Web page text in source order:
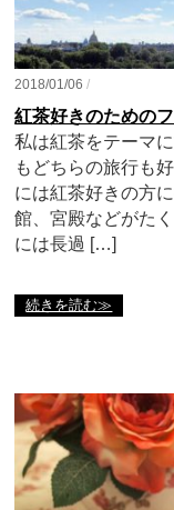
2018/01/06/
紅茶好きのための
私は紅茶をテーマ
もどちらの旅行も
には紅茶好きの方
館、宮殿などがた
には長過 […]
続きを読む≫